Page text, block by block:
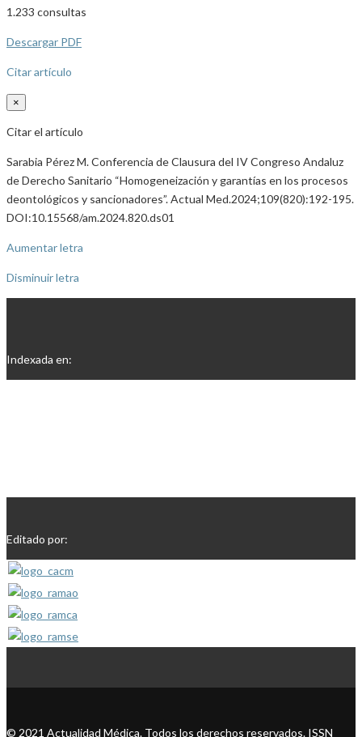
1.233 consultas
Descargar PDF
Citar artículo
×
Citar el artículo
Sarabia Pérez M. Conferencia de Clausura del IV Congreso Andaluz
de Derecho Sanitario “Homogeneización y garantías en los procesos
deontológicos y sancionadores”. Actual Med.2024;109(820):192-195.
DOI:10.15568/am.2024.820.ds01
Aumentar letra
Disminuir letra
Indexada en:
Editado por:
© 2021 Actualidad Médica. Todos los derechos reservados. ISSN